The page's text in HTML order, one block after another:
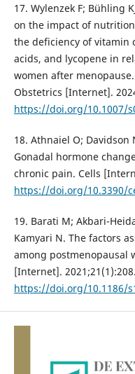
17. Wylenzek F; Bühling
on the impact of
the deficiency of vitamin
acids, and lycopene in
women after
Obstetrics [Internet].
https://doi.org/10.1007/
18. Athnaiel O; Davidson
Gonadal hormone
chronic pain. Cells
https://doi.org/10.3390/
19. Barati M; Akbari-
Kamyari N. The factors
among postmenopausal
[Internet].
https://doi.org/10.1186/